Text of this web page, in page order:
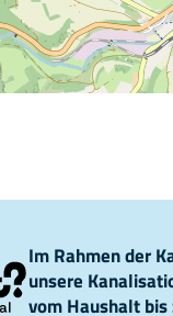
Im Rahmen der
unsere
vom Haushalt